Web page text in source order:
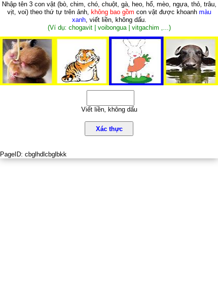
Nhập tên 3 con vật (bò, chim, chó, chuột, gà, heo, hổ, mèo, ngựa, thỏ, trâu,
vịt, voi)theo thứ tự trên ảnh, không bao gồm con vật được khoanh màu
xanh, viết liền, không dấu.
(Ví dụ: chogavit | voibongua | vitgachim ,...)
Viết liền, không dấu
Xác thực
PageID: cbglhdlcbglbkk